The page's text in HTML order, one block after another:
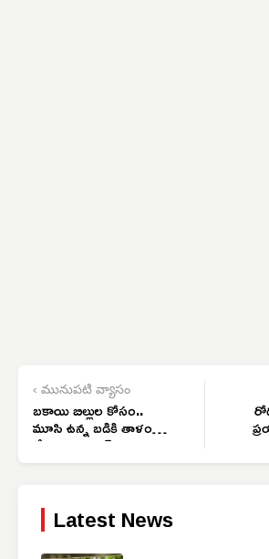
‹ మునుపటి వ్యాసం
బకాయి బిల్లుల కోసం..
మూసి ఉన్న బడికి తాళం
వేసిన కాంట్రాక్టర్
Latest News